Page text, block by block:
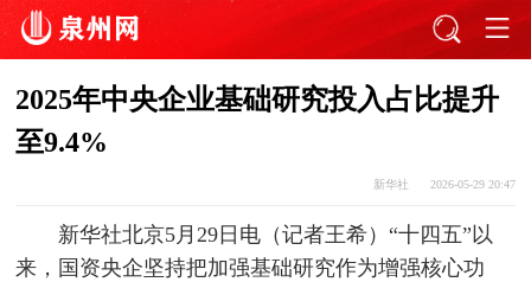
2025年中央企业基础研究投入占比提升
至9.4%
新华社 2026-05-29 20:47
新华社北京5月29日电（记者王希）“十四五”以
来，国资央企坚持把加强基础研究作为增强核心功